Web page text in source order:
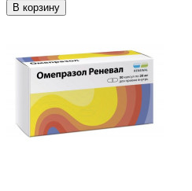
В корзину